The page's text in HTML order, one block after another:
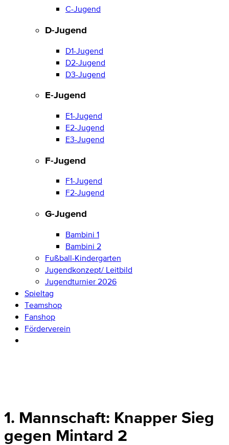
C-Jugend
D-Jugend
D1-Jugend
D2-Jugend
D3-Jugend
E-Jugend
E1-Jugend
E2-Jugend
E3-Jugend
F-Jugend
F1-Jugend
F2-Jugend
G-Jugend
Bambini 1
Bambini 2
Fußball-Kindergarten
Jugendkonzept/ Leitbild
Jugendturnier 2026
Spieltag
Teamshop
Fanshop
Förderverein
1. Mannschaft: Knapper Sieg
gegen Mintard 2